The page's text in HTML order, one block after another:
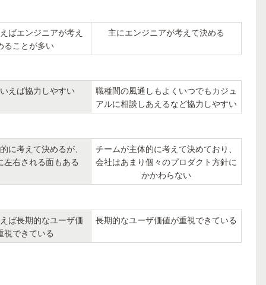
ばエンジニアが考え
ることが多い
主にエンジニアが考えて決める
えば協力しやすい
職種間の風通しもよくいつでもカジュ
アルに相談しあえるなど協力しやすい
に考えて決めるが、
左右される面もある
チームが主体的に考えて決めており、
会社はあまり個々のプロダクト方針に
かかわらない
ば長期的なユーザ価
視できている
長期的なユーザ価値が重視できている